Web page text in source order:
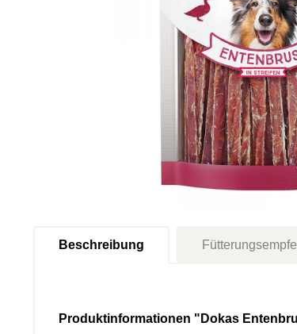
Beschreibung
Produktinformationen "Dokas